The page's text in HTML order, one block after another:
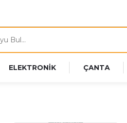
ELEKTRONİK ÇANTA